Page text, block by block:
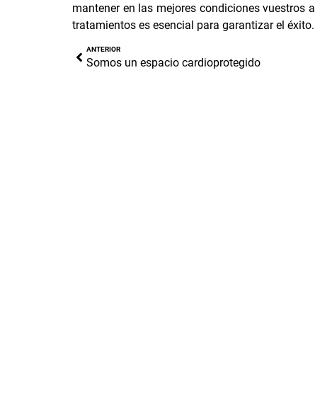
mantener en las mejores condiciones vuestros
tratamientos es esencial para garantizar el
ANTERIOR
Somos un espacio cardioprotegido